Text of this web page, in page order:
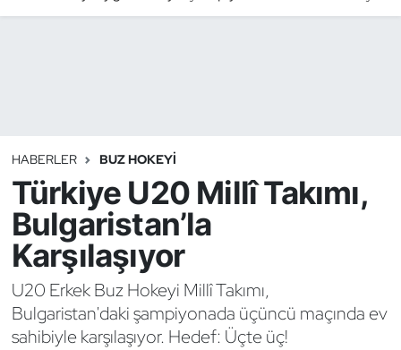
HABERLER BUZ HOKEYI
Türkiye U20 Millî Takımı,
Bulgaristan’la
Karşılaşıyor
U20 Erkek Buz Hokeyi Millî Takımı,
Bulgaristan'daki şampiyonada üçüncü maçında ev
sahibiyle karşılaşıyor. Hedef: Üçte üç!
Badminton
Binicilik
Bisiklet
Bocce Bowling Dart
Boks